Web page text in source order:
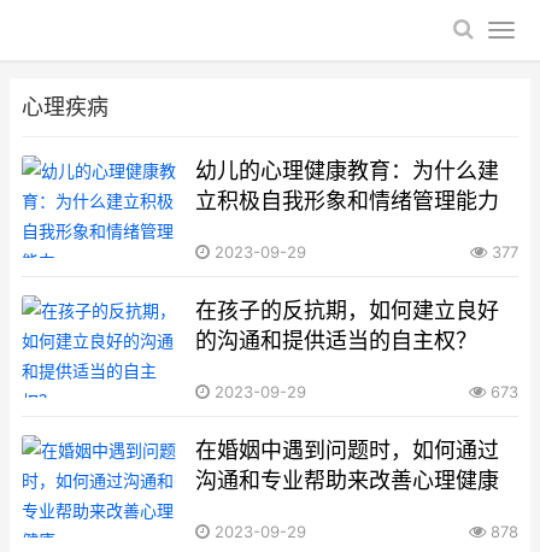
心理疾病
幼儿的心理健康教育：为什么建
立积极自我形象和情绪管理能力
2023-09-29 377
在孩子的反抗期，如何建立良好
的沟通和提供适当的自主权？
2023-09-29 673
在婚姻中遇到问题时，如何通过
沟通和专业帮助来改善心理健康
2023-09-29 878